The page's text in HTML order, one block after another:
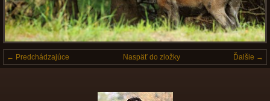
← Predchádzajúce Ďalšie →
Naspäť do zložky